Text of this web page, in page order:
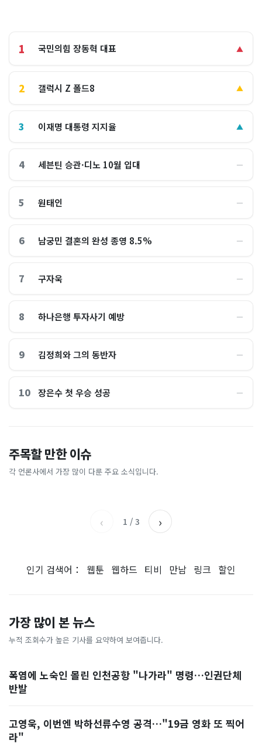
1 국민의힘 장동혁 대표 ▲
2 갤럭시 Z 폴드8 ▲
3 이재명 대통령 지지율 ▲
4 세븐틴 승관·디노 10월 입대 ―
5 원태인 ―
6 남궁민 결혼의 완성 종영 8.5% ―
7 구자욱 ―
8 하나은행 투자사기 예방 ―
9 김정희와 그의 동반자 ―
10 장은수 첫 우승 성공 ―
주목할 만한 이슈
각 언론사에서 가장 많이 다룬 주요 소식입니다.
"삼성전자, 지금 당장 사
라"…200조 '역대급 호재' 예
고에 들썩
한국경제
들 국민일보
돌핀에 마천루도 ‘흔들’…진
동 감쇄기까지 작동했다 [현장
고?”…알고 보니 ‘이 운동’이
‹ 1 / 3 ›
인기 검색어： 웹툰 웹하드 티비 만남 링크 할인
가장 많이 본 뉴스
누적 조회수가 높은 기사를 요약하여 보여줍니다.
폭염에 노숙인 몰린 인천공항 "나가라" 명령…인권단체
반발
고영욱, 이번엔 박하선류수영 공격…"19금 영화 또 찍어
라"